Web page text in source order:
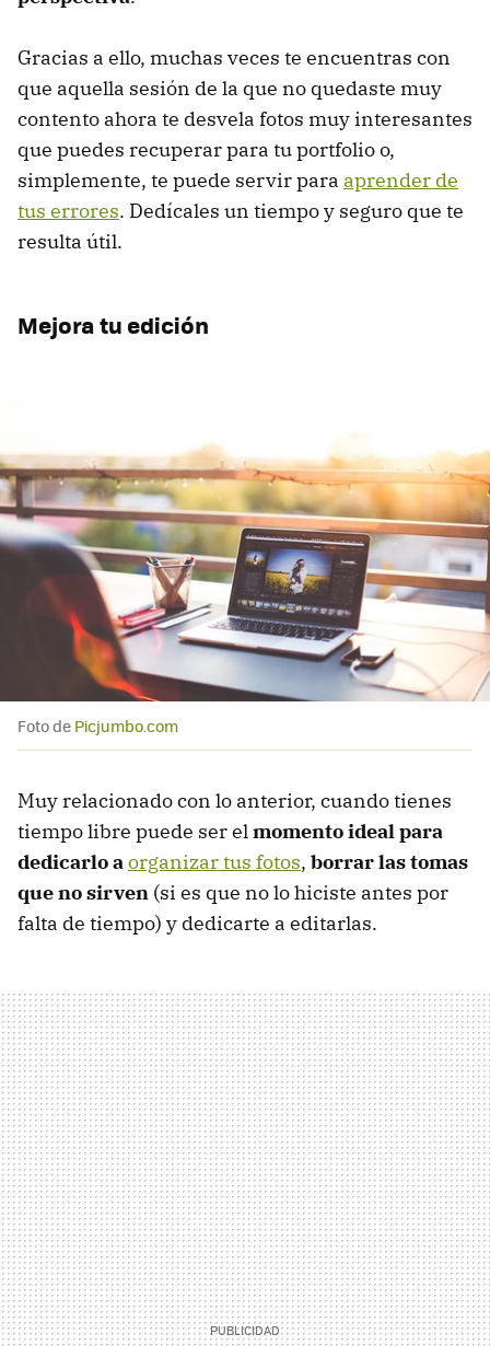
Gracias a ello, muchas veces te encuentras con
que aquella sesión de la que no quedaste muy
contento ahora te desvela fotos muy interesantes
que puedes recuperar para tu portfolio o,
simplemente, te puede servir para aprender de
tus errores. Dedícales un tiempo y seguro que te
resulta útil.
Mejora tu edición
Foto de Picjumbo.com
Muy relacionado con lo anterior, cuando tienes
tiempo libre puede ser elmomento ideal para
dedicarlo aorganizar tus fotos, borrar las tomas
que no sirven (si es que no lo hiciste antes por
falta de tiempo) y dedicarte a editarlas.